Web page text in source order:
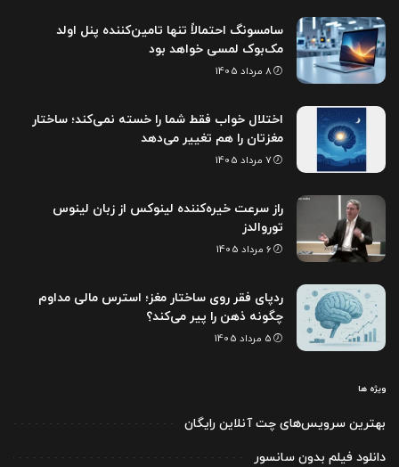
سامسونگ احتمالاً تنها تامین‌کننده پنل اولد
مک‌بوک لمسی خواهد بود
8 مرداد 1405
اختلال خواب فقط شما را خسته نمی‌کند؛ ساختار
مغزتان را هم تغییر می‌دهد
7 مرداد 1405
راز سرعت خیره‌کننده لینوکس از زبان لینوس
توروالدز
6 مرداد 1405
ردپای فقر روی ساختار مغز؛ استرس مالی مداوم
چگونه ذهن را پیر می‌کند؟
5 مرداد 1405
ویژه ها
بهترین سرویس‌های چت آنلاین رایگان
دانلود فیلم بدون سانسور